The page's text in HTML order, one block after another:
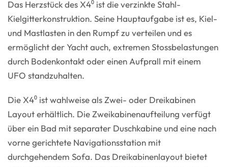
Das Herzstück des X4⁰ ist die verzinkte Stahl-
Kielgitterkonstruktion. Seine Hauptaufgabe ist es, Kiel-
und Mastlasten in den Rumpf zu verteilen und es
ermöglicht der Yacht auch, extremen Stossbelastungen
durch Bodenkontakt oder einen Aufprall mit einem
UFO standzuhalten.
Die X4⁰ ist wahlweise als Zwei- oder Dreikabinen
Layout erhältlich. Die Zweikabinenaufteilung verfügt
über ein Bad mit separater Duschkabine und eine nach
vorne gerichtete Navigationsstation mit
durchgehendem Sofa. Das Dreikabinenlayout bietet